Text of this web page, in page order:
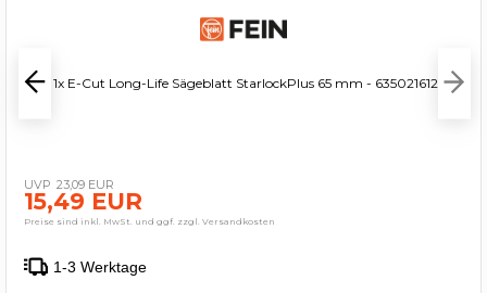
Fein 1x E-Cut Long-Life Sägeblatt StarlockPlus 65 mm - 63502161210
23,09 EUR
15,49 EUR
Preise sind inkl. MwSt. und ggf. zzgl. Versandkosten
1-3 Werktage